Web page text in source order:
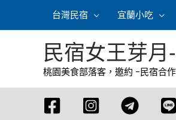
容
台灣民宿 宜蘭小吃
民宿女王芽
桃園美食部落客，邀約 -民宿合